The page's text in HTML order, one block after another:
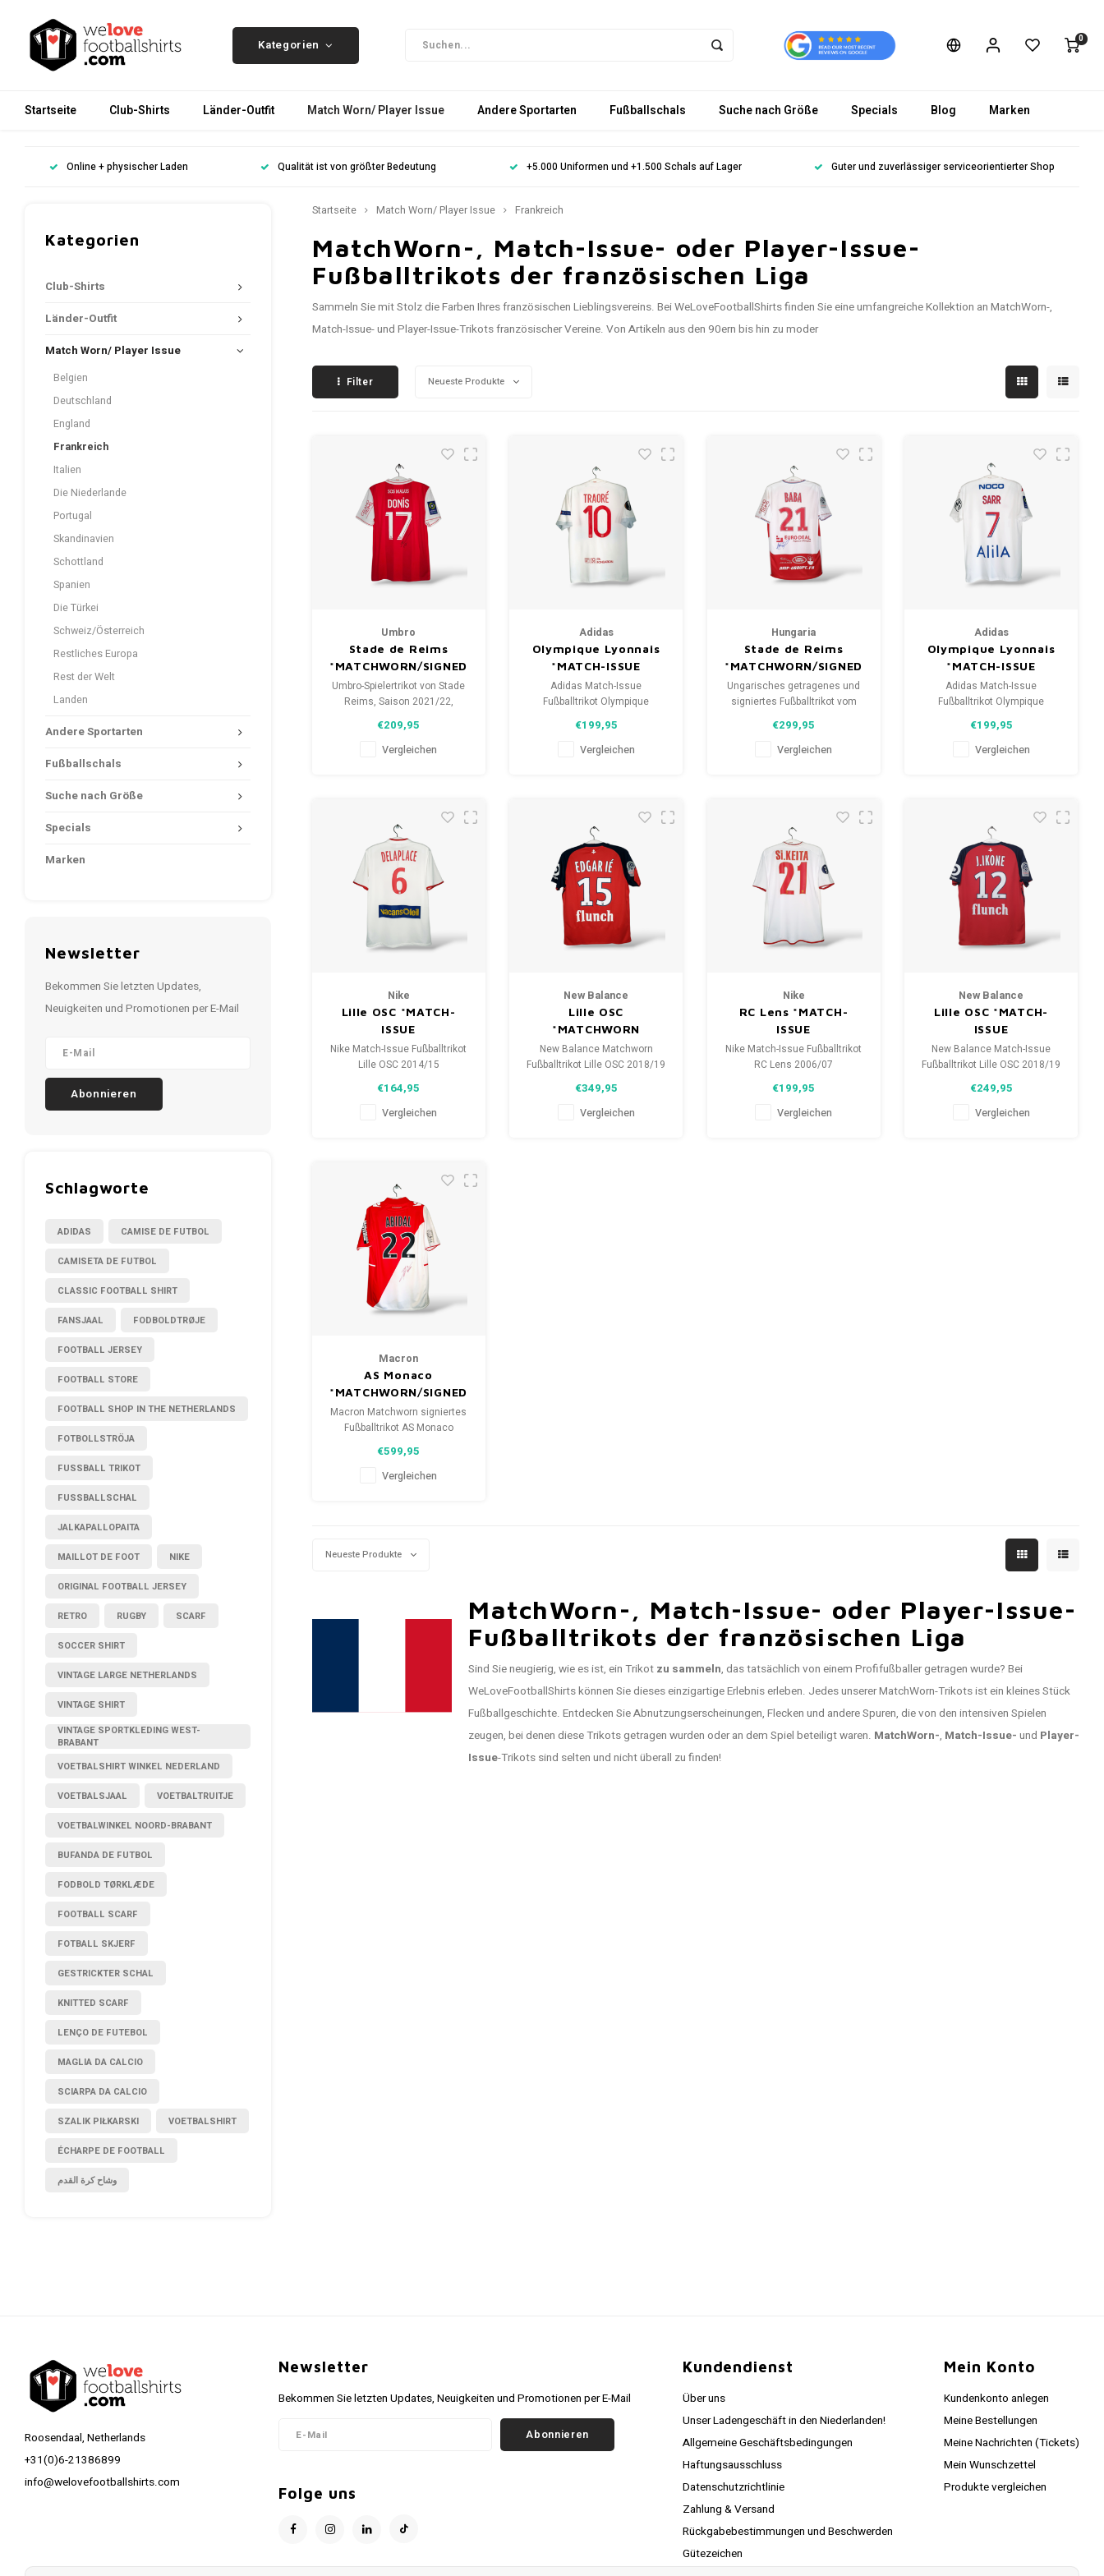
Kategorien 0
Startseite Club-Shirts Länder-Outfit Match Worn/ Player Issue Andere Sportarten Fußballschals Suche nach Größe Specials Blog Marken
Online + physischer Laden Qualität ist von größter Bedeutung +5.000 Uniformen und +1.500 Schals auf Lager Guter und zuverlässiger serviceorientierter Shop
Kategorien
Club-Shirts
Länder-Outfit
Match Worn/ Player Issue
Belgien
Deutschland
England
Frankreich
Italien
Die Niederlande
Portugal
Skandinavien
Schottland
Spanien
Die Türkei
Schweiz/Österreich
Restliches Europa
Rest der Welt
Landen
Andere Sportarten
Fußballschals
Suche nach Größe
Specials
Marken
Newsletter
Bekommen Sie letzten Updates,
Neuigkeiten und Promotionen per E-Mail
Abonnieren
Schlagworte
ADIDAS CAMISE DE FUTBOL
CAMISETA DE FUTBOL
CLASSIC FOOTBALL SHIRT
FANSJAAL FODBOLDTRØJE
FOOTBALL JERSEY
FOOTBALL STORE
FOOTBALL SHOP IN THE NETHERLANDS
FOTBOLLSTRÖJA
FUSSBALL TRIKOT
FUSSBALLSCHAL
JALKAPALLOPAITA
MAILLOT DE FOOT NIKE
ORIGINAL FOOTBALL JERSEY
RETRO RUGBY SCARF
SOCCER SHIRT
VINTAGE LARGE NETHERLANDS
VINTAGE SHIRT
VINTAGE SPORTKLEDING WEST-
BRABANT
VOETBALSHIRT WINKEL NEDERLAND
VOETBALSJAAL VOETBALTRUITJE
VOETBALWINKEL NOORD-BRABANT
BUFANDA DE FUTBOL
FODBOLD TØRKLÆDE
FOOTBALL SCARF
FOTBALL SKJERF
GESTRICKTER SCHAL
KNITTED SCARF
LENÇO DE FUTEBOL
MAGLIA DA CALCIO
SCIARPA DA CALCIO
SZALIK PIŁKARSKI VOETBALSHIRT
ÉCHARPE DE FOOTBALL
وشاح كرة القدم
Startseite Match Worn/ Player Issue Frankreich
MatchWorn-, Match-Issue- oder Player-Issue-
Fußballtrikots der französischen Liga
Sammeln Sie mit Stolz die Farben Ihres französischen Lieblingsvereins. Bei WeLoveFootballShirts finden Sie eine umfangreiche Kollektion an MatchWorn-,
Match-Issue- und Player-Issue-Trikots französischer Vereine. Von Artikeln aus den 90ern bis hin zu moder
Filter Neueste Produkte
Umbro
Stade de Reims
*MATCHWORN/SIGNED
Umbro-Spielertrikot von Stade
Reims, Saison 2021/22,
Größe: M (Unisex)
Zustand: 9/10 (gebraucht)
€209,95
Vergleichen
Adidas
Olympique Lyonnais
*MATCH-ISSUE
Adidas Match-Issue
Fußballtrikot Olympique
Größe: L (8)
Zustand: 9/10 (gebraucht)
€199,95
Vergleichen
Hungaria
Stade de Reims
*MATCHWORN/SIGNED
Ungarisches getragenes und
signiertes Fußballtrikot vom
Größe: L (Unisex)
Zustand: 9/10 (gebraucht)
€299,95
Vergleichen
Adidas
Olympique Lyonnais
*MATCH-ISSUE
Adidas Match-Issue
Fußballtrikot Olympique
Größe: M (Unisex)
Zustand: 10/10 (gebraucht)
€199,95
Vergleichen
Nike
Lille OSC *MATCH-
ISSUE
Nike Match-Issue Fußballtrikot
Lille OSC 2014/15
Zustand: 10/10 (gebraucht)
€164,95
Vergleichen
New Balance
Lille OSC
*MATCHWORN
New Balance Matchworn
Fußballtrikot Lille OSC 2018/19
Zustand: 9,5/10 (gebraucht)
€349,95
Vergleichen
Nike
RC Lens *MATCH-
ISSUE
Nike Match-Issue Fußballtrikot
RC Lens 2006/07
Zustand: 10/10 (gebraucht)
€199,95
Vergleichen
New Balance
Lille OSC *MATCH-
ISSUE
New Balance Match-Issue
Fußballtrikot Lille OSC 2018/19
Zustand: 10/10 (gebraucht)
€249,95
Vergleichen
Macron
AS Monaco
*MATCHWORN/SIGNED
Macron Matchworn signiertes
Fußballtrikot AS Monaco
Größe: XL (unisex)
Zustand: 9/10 (gebraucht)
€599,95
Vergleichen
Neueste Produkte
MatchWorn-, Match-Issue- oder Player-Issue-
Fußballtrikots der französischen Liga
Sind Sie neugierig, wie es ist, ein Trikot zu sammeln, das tatsächlich von einem Profifußballer getragen wurde? Bei
WeLoveFootballShirts können Sie dieses einzigartige Erlebnis erleben. Jedes unserer MatchWorn-Trikots ist ein kleines Stück
Fußballgeschichte. Entdecken Sie Abnutzungserscheinungen, Flecken und andere Spuren, die von den intensiven Spielen
zeugen, bei denen diese Trikots getragen wurden oder an dem Spiel beteiligt waren. MatchWorn-, Match-Issue- und Player-
Issue-Trikots sind selten und nicht überall zu finden!
Roosendaal, Netherlands
+31(0)6-21386899
info@welovefootballshirts.com
Newsletter
Bekommen Sie letzten Updates, Neuigkeiten und Promotionen per E-Mail
Abonnieren
Folge uns
Kundendienst
Über uns
Unser Ladengeschäft in den Niederlanden!
Allgemeine Geschäftsbedingungen
Haftungsausschluss
Datenschutzrichtlinie
Zahlung & Versand
Rückgabebestimmungen und Beschwerden
Gütezeichen
Mein Konto
Kundenkonto anlegen
Meine Bestellungen
Meine Nachrichten (Tickets)
Mein Wunschzettel
Produkte vergleichen